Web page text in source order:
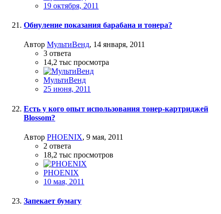
19 октября, 2011
Обнуление показания барабана и тонера?
Автор МультиВенд, 14 января, 2011
3 ответа
14,2 тыс просмотра
МультиВенд
25 июня, 2011
Есть у кого опыт использования тонер-картриджей
Blossom?
Автор PHOENIX, 9 мая, 2011
2 ответа
18,2 тыс просмотров
PHOENIX
10 мая, 2011
Запекает бумагу